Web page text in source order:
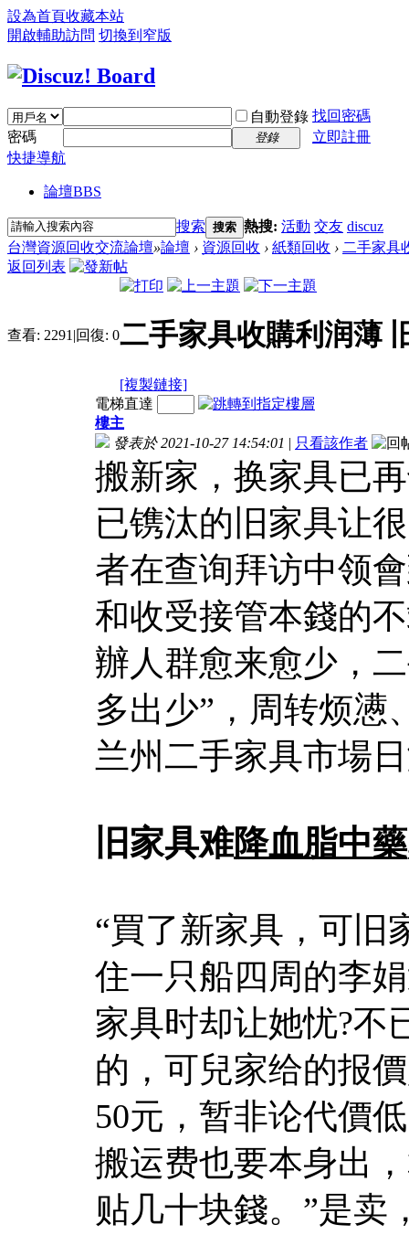
設為首頁收藏本站
開啟輔助訪問 切換到窄版
自動登錄 找回密碼
密碼
登錄
立即註冊
快捷導航
論壇BBS
搜索 搜索 熱搜: 活動 交友 discuz
台灣資源回收交流論壇»論壇 › 資源回收 › 紙類回收 › 二手家具
返回列表
查看: 2291 |回復: 0二手家具收購利润薄
[複製鏈接]
電梯直達
樓主
發表於 2021-10-27 14:54:01 | 只看該作者
搬新家，换家具已
已镌汰的旧家具让
者在查询拜访中领
和收受接管本錢的
辦人群愈来愈少，
多出少”，周转烦懑
兰州二手家具市場
旧家具难降血脂中藥
“買了新家具，可旧
住一只船四周的李
家具时却让她忧?不
的，可兒家给的报
50元，暂非论代價
搬运费也要本身出
贴几十块錢。”是卖